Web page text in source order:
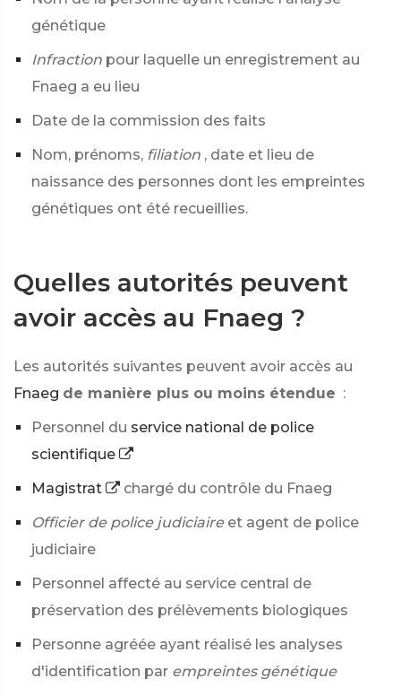
génétique
Infraction pour laquelle un enregistrement au
Fnaeg a eu lieu
Date de la commission des faits
Nom, prénoms, filiation , date et lieu de
naissance des personnes dont les empreintes
génétiques ont été recueillies.
Quelles autorités peuvent
avoir accès au Fnaeg ?
Les autorités suivantes peuvent avoir accès au
Fnaeg de manière plus ou moins étendue :
Personnel du service national de police
scientifique
Magistrat
chargé du contrôle du Fnaeg
Officier de police judiciaire et agent de police
judiciaire
Personnel affecté au service central de
préservation des prélèvements biologiques
Personne agréée ayant réalisé les analyses
d'identification par empreintes génétique